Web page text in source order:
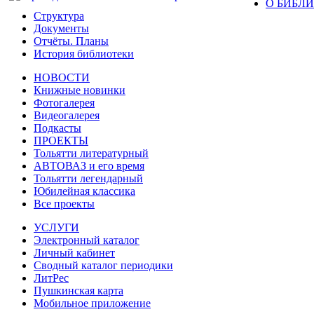
О
Структура
Документы
Отчёты. Планы
История библиотеки
НОВОСТИ
Книжные новинки
Фотогалерея
Видеогалерея
Подкасты
ПРОЕКТЫ
Тольятти литературный
АВТОВАЗ и его время
Тольятти легендарный
Юбилейная классика
Все проекты
УСЛУГИ
Электронный каталог
Личный кабинет
Сводный каталог периодики
ЛитРес
Пушкинская карта
Мобильное приложение